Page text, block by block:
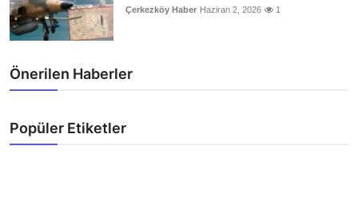
Çerkezköy Haber Haziran 2, 2026 1
Önerilen Haberler
Popüler Etiketler